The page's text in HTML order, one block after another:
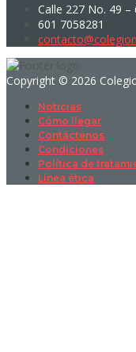
Calle 227 No. 49 –
601 7058281
Copyright © 2026
Noticias
Cómo llegar
Contáctenos
Condiciones
Política de
Línea ética